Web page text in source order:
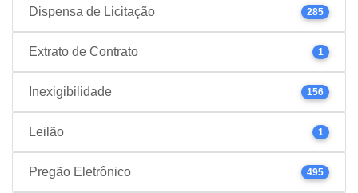
Dispensa de Licitação 285
Extrato de Contrato 1
Inexigibilidade 156
Leilão 1
Pregão Eletrônico 495